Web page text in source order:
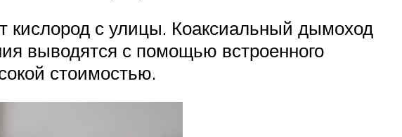
кислород с улицы. Коаксиальный дымоход
выводятся с помощью встроенного
стоимостью.